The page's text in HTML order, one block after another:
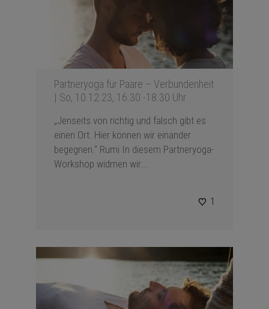
Partneryoga für Paare – Verbundenheit
| So, 10.12.23, 16.30 -18.30 Uhr
„Jenseits von richtig und falsch gibt es
einen Ort. Hier können wir einander
begegnen.“ Rumi In diesem Partneryoga-
Workshop widmen wir...
1